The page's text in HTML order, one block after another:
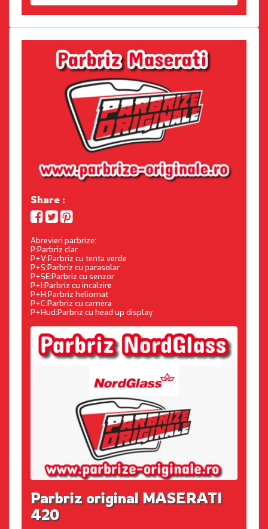
Share :
Abrevieri parbrize:
P:Parbriz clar
P+V:Parbriz cu tenta verde
P+S:Parbriz cu parasolar
P+SE:Parbriz cu senzor
P+I:Parbriz cu incalzire
P+H:Parbriz heliomat
P+C:Parbriz cu camera
P+Hud:Parbriz cu head up display
Parbriz original MASERATI
420